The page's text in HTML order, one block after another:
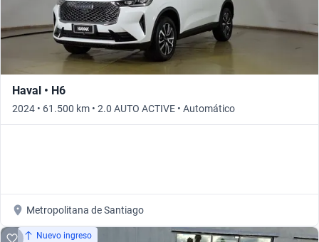
Haval • H6
2024 • 61.500 km • 2.0 AUTO ACTIVE • Automático
Metropolitana de Santiago
Nuevo ingreso